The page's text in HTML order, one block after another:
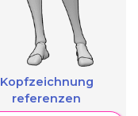
Kopfzeichnung
referenzen